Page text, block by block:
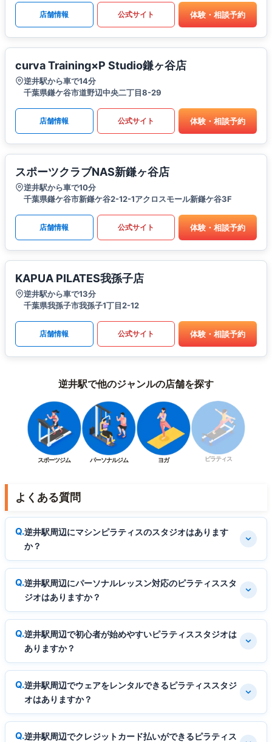
店舗情報 公式サイト 体験・相談予約
curva Training×P Studio鎌ヶ谷店
逆井駅から車で14分
千葉県鎌ケ谷市道野辺中央二丁目8-29
店舗情報 公式サイト 体験・相談予約
スポーツクラブNAS新鎌ヶ谷店
逆井駅から車で10分
千葉県鎌ケ谷市新鎌ケ谷2-12-1アクロスモール新鎌ケ谷3F
店舗情報 公式サイト 体験・相談予約
KAPUA PILATES我孫子店
逆井駅から車で13分
千葉県我孫子市我孫子1丁目2-12
店舗情報 公式サイト 体験・相談予約
逆井駅で他のジャンルの店舗を探す
スポーツジム パーソナルジム ヨガ ピラティス
よくある質問
逆井駅周辺にマシンピラティスのスタジオはあります
か？
逆井駅周辺にパーソナルレッスン対応のピラティススタ
ジオはありますか？
逆井駅周辺で初心者が始めやすいピラティススタジオは
ありますか？
逆井駅周辺でウェアをレンタルできるピラティススタジ
オはありますか？
逆井駅周辺でクレジットカード払いができるピラティス